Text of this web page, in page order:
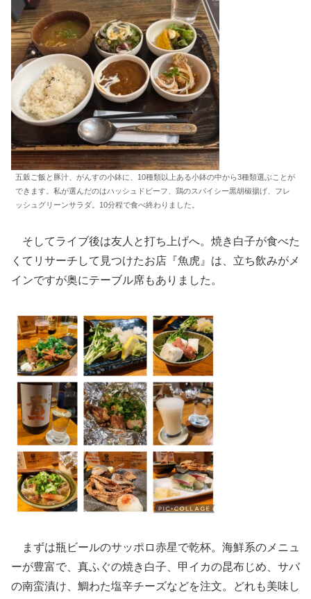
五穀ご飯と豚汁、がんすの小鉢に、10種類以上ある小鉢の中から3種類選ぶことが
できます。私が選んだのはハッシュドビーフ、鶏のスパイシー黒胡椒揚げ、フレ
ッシュグリーンサラダ。10分程で食べ終わりました。
そしてライブ後は友人と打ち上げへ。焼き白子が食べた
くてリサーチして見つけたお店『魚虎』は、立ち飲みがメ
インですが奥にテーブル席もありました。
まずは瓶ビールのサッポロ赤星で乾杯。海鮮系のメニュ
ーが豊富で、真ふぐの焼き白子、甲イカの昆布じめ、サバ
の南蛮漬け、鯛わた塩辛チーズなどを注文。どれも美味し